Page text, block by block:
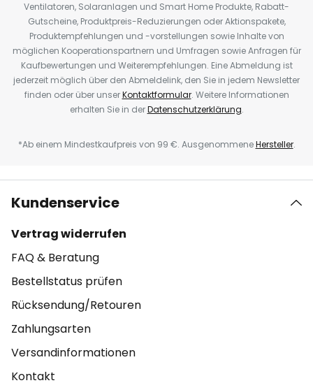
Ventilatoren, Solaranlagen und Smart Home Produkte, Rabatt-
Gutscheine, Produktpreis-Reduzierungen oder Aktionspakete,
Produktempfehlungen und -vorstellungen sowie Inhalte von
möglichen Kooperationspartnern und Umfragen sowie Anfragen für
Kaufbewertungen und Weiterempfehlungen. Eine Abmeldung ist
jederzeit möglich über den Abmeldelink, den Sie in jedem Newsletter
finden oder über unserKontaktformular. Weitere Informationen
erhalten Sie in derDatenschutzerklärung.
*Ab einem Mindestkaufpreis von 99 €. AusgenommeneHersteller.
Kundenservice
Vertrag widerrufen
FAQ & Beratung
Bestellstatus prüfen
Rücksendung/Retouren
Zahlungsarten
Versandinformationen
Kontakt